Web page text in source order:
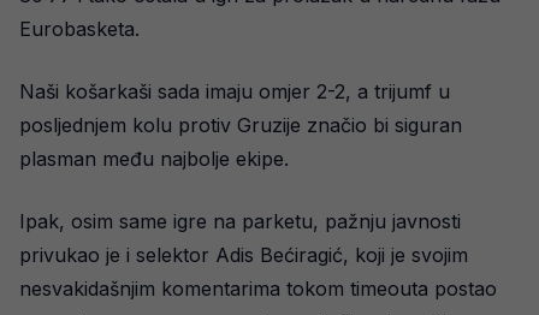
Eurobasketa.
Naši košarkaši sada imaju omjer 2-2, a trijumf u
posljednjem kolu protiv Gruzije značio bi siguran
plasman među najbolje ekipe.
Ipak, osim same igre na parketu, pažnju javnosti
privukao je i selektor Adis Bećiragić, koji je svojim
nesvakidašnjim komentarima tokom timeouta postao